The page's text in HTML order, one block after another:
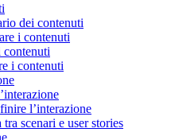
dei contenuti
i contenuti
i contenuti
l’interazione
scenari e user stories